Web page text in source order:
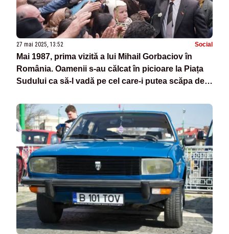
27 mai 2025, 13:52 Social
Mai 1987, prima vizită a lui Mihail Gorbaciov în
România. Oamenii s-au călcat în picioare la Piața
Sudului ca să-l vadă pe cel care-i putea scăpa de